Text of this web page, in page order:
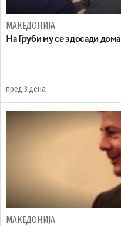
МАКЕДОНИЈА
На Груби му се здосади дома
пред 3 дена
МАКЕДОНИЈА